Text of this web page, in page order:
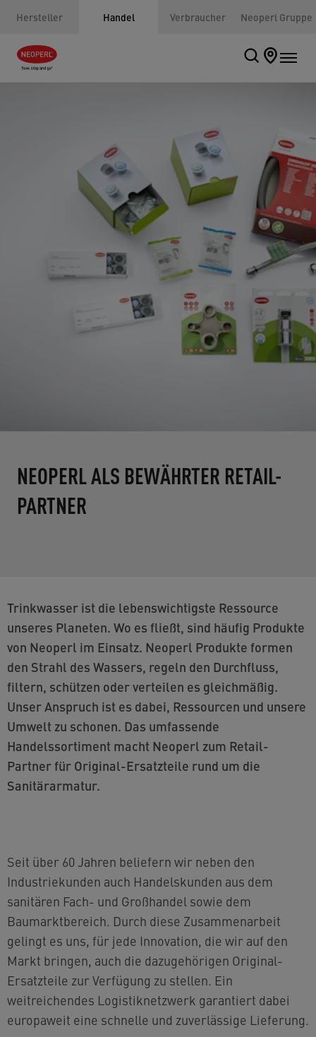
Hersteller Handel Verbraucher Neoperl Gruppe
NEOPERL ALS BEWÄHRTER RETAIL-
PARTNER
Trinkwasser ist die lebenswichtigste Ressource
unseres Planeten. Wo es fließt, sind häufig Produkte
von Neoperl im Einsatz. Neoperl Produkte formen
den Strahl des Wassers, regeln den Durchfluss,
filtern, schützen oder verteilen es gleichmäßig.
Unser Anspruch ist es dabei, Ressourcen und unsere
Umwelt zu schonen. Das umfassende
Handelssortiment macht Neoperl zum Retail-
Partner für Original-Ersatzteile rund um die
Sanitärarmatur.
Seit über 60 Jahren beliefern wir neben den
Industriekunden auch Handelskunden aus dem
sanitären Fach- und Großhandel sowie dem
Baumarktbereich. Durch diese Zusammenarbeit
gelingt es uns, für jede Innovation, die wir auf den
Markt bringen, auch die dazugehörigen Original-
Ersatzteile zur Verfügung zu stellen. Ein
weitreichendes Logistiknetzwerk garantiert dabei
europaweit eine schnelle und zuverlässige Lieferung.